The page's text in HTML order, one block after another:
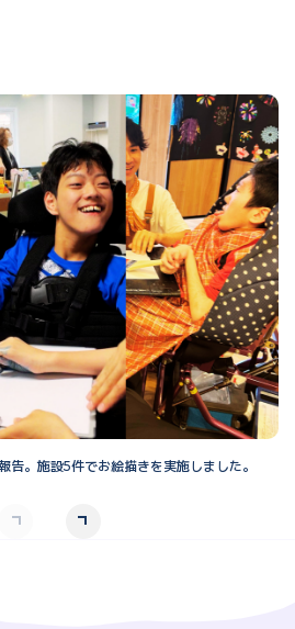
。施設5件でお絵描きを実施しました。